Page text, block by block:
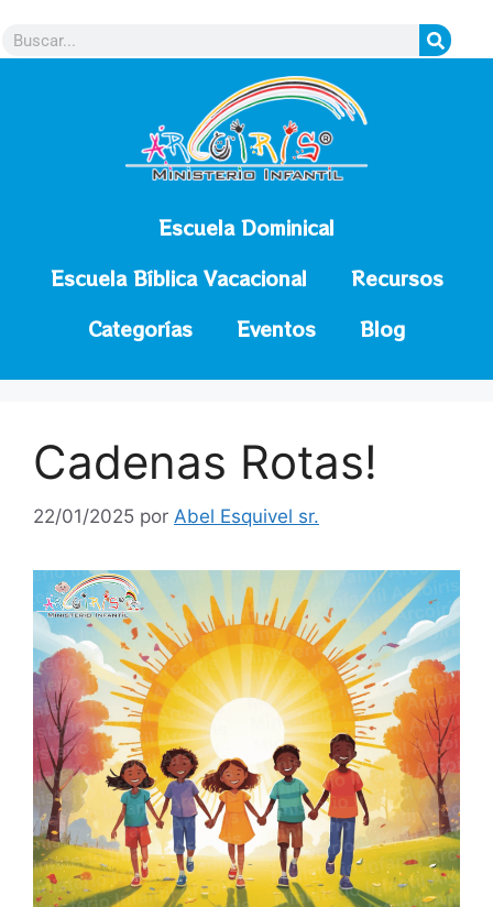
Escuela Dominical
Escuela Bíblica Vacacional
Recursos
Categorías
Eventos Blog
Cadenas Rotas!
22/01/2025 por Abel Esquivel sr.